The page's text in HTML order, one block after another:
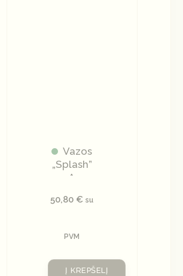
Vazos
„Splash”
A
50,80 € su
PVM
Į KREPŠELĮ